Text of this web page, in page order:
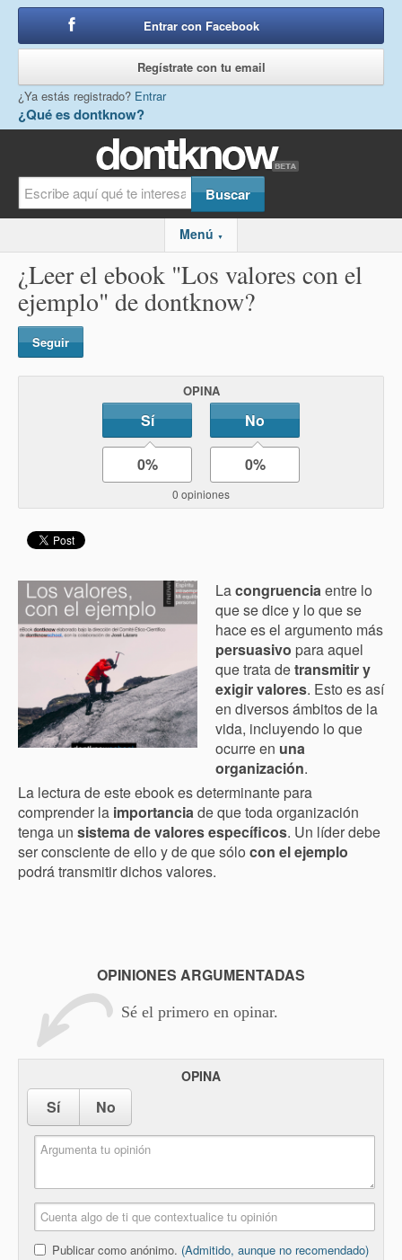
¿Qué es dontknow?
Entrar con Facebook
Regístrate con tu email
¿Ya estás registrado? Entrar
Menú ▼
¿Leer el ebook "Los valores con el
ejemplo" de dontknow?
Seguir
OPINA
Sí No
0% 0%
0 opiniones
Lacongruenciaentre lo
que se dice y lo que se
hace es el argumento más
persuasivo para aquel
que trata detransmitir y
exigir valores. Esto es así
en diversos ámbitos de la
vida, incluyendo lo que
ocurre en una
organización.
La lectura de este ebook es determinante para
comprender la importanciade que toda organización
tenga un sistema de valores específicos. Un líder debe
ser consciente de ello y de que sólo con el ejemplo
podrá transmitir dichos valores.
OPINIONES ARGUMENTADAS
Sé el primero en opinar.
OPINA
Sí No
Publicar como anónimo. (Admitido, aunque no recomendado)